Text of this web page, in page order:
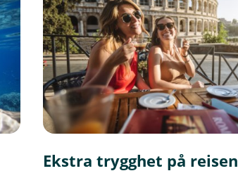
Ekstra trygghet på reisen